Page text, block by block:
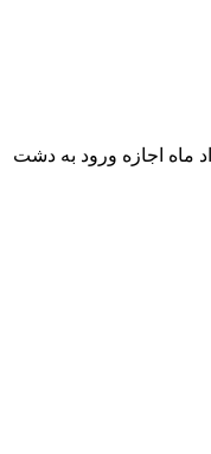
ماه اجازه ورود به دشت